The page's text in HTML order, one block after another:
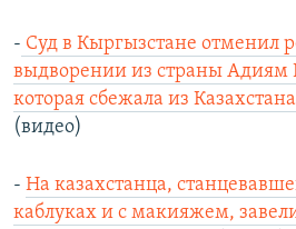
- Суд в Кыргызстане отменил
выдворении из страны Адиям
которая сбежала из
(видео)
- На казахстанца,
каблуках и с макияжем,